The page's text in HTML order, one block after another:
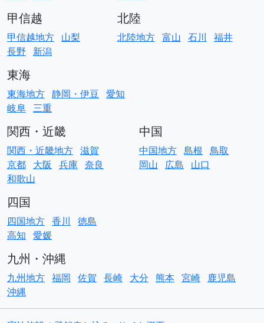
甲信越
甲信越地方 山梨
長野
新潟
北陸
北陸地方 富山 石川 福井
東海
東海地方 静岡・伊豆 愛知
岐阜 三重
関西・近畿
関西・近畿地方 滋賀
京都 大阪 兵庫 奈良
和歌山
中国
中国地方 島根 鳥取
岡山
広島 山口
四国
四国地方 香川
徳島
高知 愛媛
九州・沖縄
九州地方 福岡 佐賀 長崎 大分 熊本 宮崎
鹿児島
沖縄